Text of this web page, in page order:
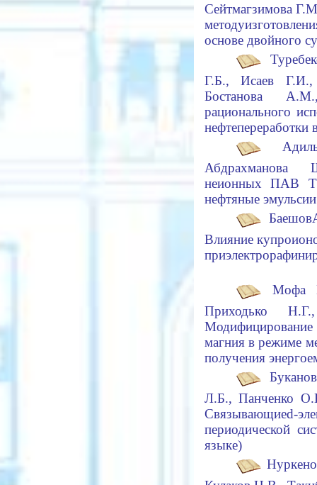
Сейтмагзимова
методу
основе двойного
Г.Б., Исаев
Бостанова
рационального
нефтепереработки
Адил
Абдрахманова
неионных ПАВ
нефтяные
Баешов
Влияние
при
Мофа
Приходько
магния в режиме
получения
Л.Б., Панченко
Связывающиеd-
периодической
языке)